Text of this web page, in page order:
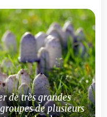
de très grandes
de plusieurs